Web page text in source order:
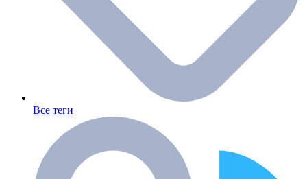
Все теги